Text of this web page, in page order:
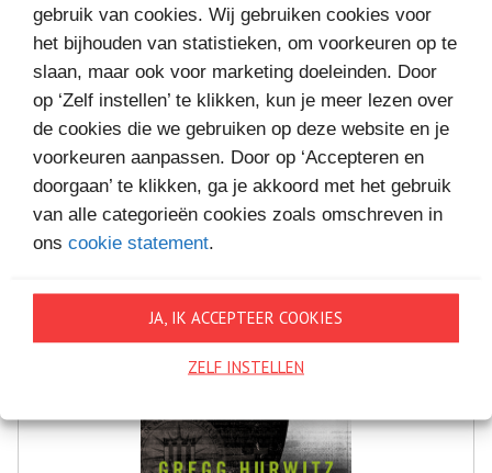
gebruik van cookies. Wij gebruiken cookies voor
het bijhouden van statistieken, om voorkeuren op te
slaan, maar ook voor marketing doeleinden. Door
op ‘Zelf instellen’ te klikken, kun je meer lezen over
de cookies die we gebruiken op deze website en je
voorkeuren aanpassen. Door op ‘Accepteren en
doorgaan’ te klikken, ga je akkoord met het gebruik
van alle categorieën cookies zoals omschreven in
ons cookie statement.
JA, IK ACCEPTEER COOKIES
ZELF INSTELLEN
MEER BOEKEN VAN
VAKANTIELEZEN